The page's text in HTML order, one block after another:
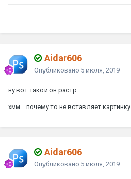
Aidar606
Опубликовано 5 июля, 2019
ну вот такой он растр
хмм....почему то не вставляет картинку
Aidar606
Опубликовано 5 июля, 2019